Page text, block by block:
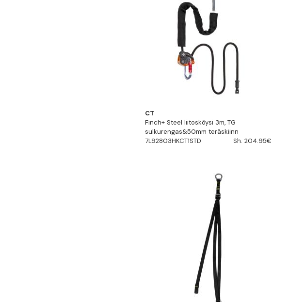
CT
Finch+ Steel liitosköysi 3m, TG
sulkurengas&50mm teräskiinn
7L92803HKCT1STD
Sh. 204.95€